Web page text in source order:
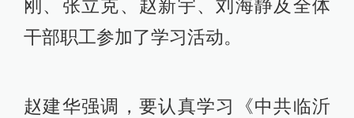
刚、张立克、赵新宇、刘海静及全体
干部职工参加了学习活动。
赵建华强调，要认真学习《中共临沂